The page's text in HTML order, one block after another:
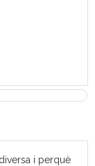
i perquè